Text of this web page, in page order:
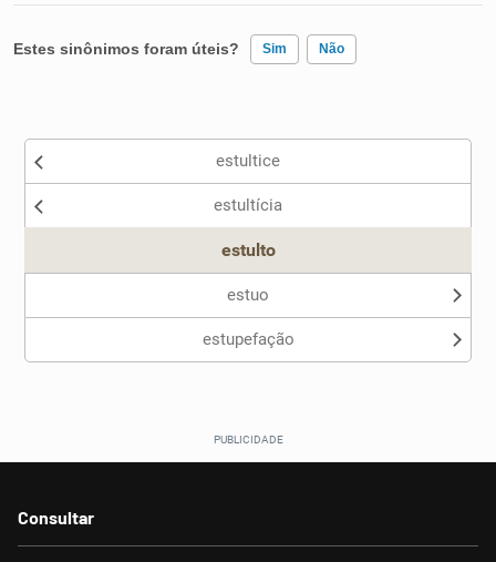
Sinônimos
Estes sinônimos foram úteis? Sim Não
Nenhum dos sinônimos apresentados me ajudou
estultice
estultícia
estulto
estuo
estupefação
Consultar